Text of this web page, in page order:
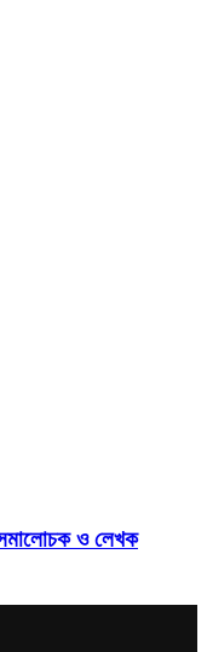
সমালোচক ও লেখক